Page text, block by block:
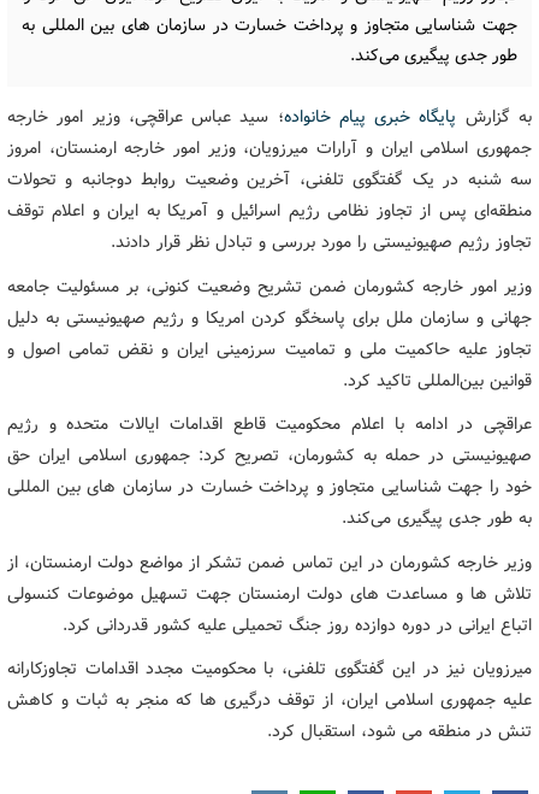
جهت شناسایی متجاوز و پرداخت خسارت در سازمان های بین المللی به
طور جدی پیگیری می‌کند.
به گزارش پایگاه خبری پیام خانواده؛ سید عباس عراقچی، وزیر امور خارجه
جمهوری اسلامی ایران و آرارات میرزویان، وزیر امور خارجه ارمنستان، امروز
سه شنبه در یک گفتگوی تلفنی، آخرین وضعیت روابط دوجانبه و تحولات
منطقه‌ای پس از تجاوز نظامی رژیم اسرائیل و آمریکا به ایران و اعلام توقف
تجاوز رژیم صهیونیستی را مورد بررسی و تبادل نظر قرار دادند.
وزیر امور خارجه کشورمان ضمن تشریح وضعیت کنونی، بر مسئولیت جامعه
جهانی و سازمان ملل برای پاسخگو کردن امریکا و رژیم صهیونیستی به دلیل
تجاوز علیه حاکمیت ملی و تمامیت سرزمینی ایران و نقض تمامی اصول و
قوانین بین‌المللی تاکید کرد.
عراقچی در ادامه با اعلام محکومیت قاطع اقدامات ایالات متحده و رژیم
صهیونیستی در حمله به کشورمان، تصریح کرد: جمهوری اسلامی ایران حق
خود را جهت شناسایی متجاوز و پرداخت خسارت در سازمان های بین المللی
به طور جدی پیگیری می‌کند.
وزیر خارجه کشورمان در این تماس ضمن تشکر از مواضع دولت ارمنستان، از
تلاش ها و مساعدت های دولت ارمنستان جهت تسهیل موضوعات کنسولی
اتباع ایرانی در دوره دوازده روز جنگ تحمیلی علیه کشور قدردانی کرد.
میرزویان نیز در این گفتگوی تلفنی، با محکومیت مجدد اقدامات تجاوزکارانه
علیه جمهوری اسلامی ایران، از توقف درگیری ها که منجر به ثبات و کاهش
تنش در منطقه می شود، استقبال کرد.